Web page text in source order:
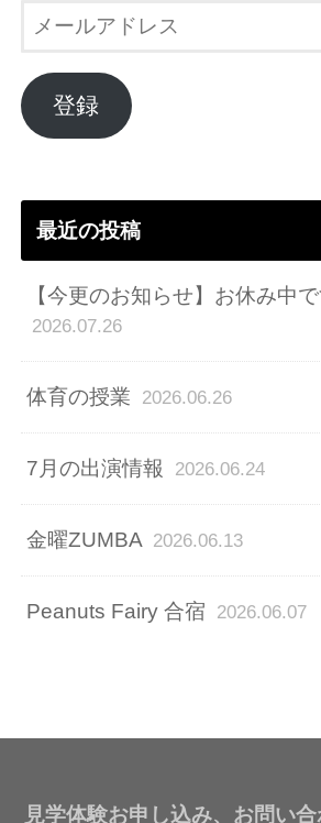
ル
ア
ド
登録
最近の投稿
【今更のお知らせ】お休み中で
2026.07.26
体育の授業 2026.06.26
7月の出演情報 2026.06.24
金曜ZUMBA 2026.06.13
Peanuts Fairy 合宿 2026.06.07
見学体験お申し込み、お問い